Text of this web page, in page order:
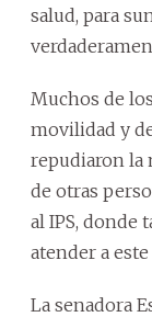
salud, para
Muchos de
movilidad y
repudiaron la
de otras
al IPS, donde
atender a
La senadora